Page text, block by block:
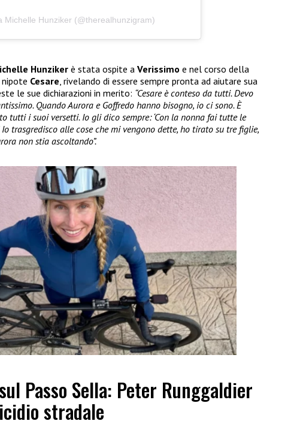
Michelle Hunziker (@therealhunzigram)
Hunziker è stata ospite a Verissimo e nel corso della
Cesare , rivelando di essere sempre pronta ad aiutare sua
le sue dichiarazioni in merito: “Cesare è conteso da tutti. Devo
Quando Aurora e Goffredo hanno bisogno, io ci sono. È
tutti i suoi versetti. Io gli dico sempre: ‘Con la nonna fai tutte le
Io trasgredisco alle cose che mi vengono dette, ho tirato su tre figlie,
non stia ascoltando”.
Passo Sella: Peter Runggaldier
stradale